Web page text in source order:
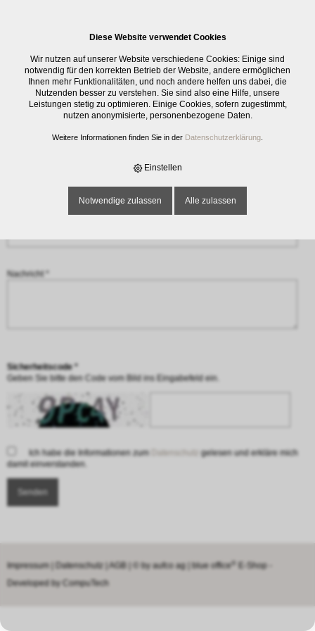
Anfrage
Name oder Firma *
Nachricht *
Sicherheitscode *
Geben Sie bitte den Code vom Bild ins Eingabefeld ein.
Ich habe die Informationen zum
gelesen und erkläre mich
damit einverstanden.
Impressum Datenschutz AGB | © by aufco ag blue office
E-Shop -
Developed by
CompuTech
Diese Website verwendet Cookies
Wir nutzen auf unserer Website verschiedene Cookies: Einige sind
notwendig für den korrekten Betrieb der Website, andere ermöglichen
Ihnen mehr Funktionalitäten, und noch andere helfen uns dabei, die
Nutzenden besser zu verstehen. Sie sind also eine Hilfe, unsere
Leistungen stetig zu optimieren. Einige Cookies, sofern zugestimmt,
nutzen anonymisierte, personenbezogene Daten.
Weitere Informationen finden Sie in der Datenschutzerklärung
Einstellen
Notwendige zulassen Alle zulassen